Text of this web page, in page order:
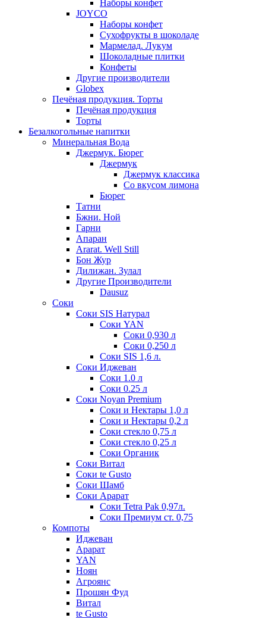
Наборы конфет
JOYCO
Наборы конфет
Сухофрукты в шоколаде
Мармелад. Лукум
Шоколадные плитки
Конфеты
Другие производители
Globex
Печёная продукция. Торты
Печёная продукция
Торты
Безалкогольные напитки
Минеральная Вода
Джермук. Бюрег
Джермук
Джермук классика
Со вкусом лимона
Бюрег
Татни
Бжни. Ной
Гарни
Апаран
Ararat. Well Still
Бон Жур
Дилижан. Зулал
Другие Производители
Dausuz
Соки
Соки SIS Натурал
Соки YAN
Соки 0,930 л
Соки 0,250 л
Соки SIS 1,6 л.
Соки Иджеван
Соки 1.0 л
Соки 0.25 л
Соки Noyan Premium
Соки и Нектары 1,0 л
Соки и Нектары 0,2 л
Соки стекло 0,75 л
Соки стекло 0,25 л
Соки Органик
Соки Витал
Соки te Gusto
Соки Шамб
Соки Арарат
Соки Tetra Pak 0,97л.
Соки Премиум ст. 0,75
Компоты
Иджеван
Арарат
YAN
Ноян
Агроянс
Прошян Фуд
Витал
te Gusto